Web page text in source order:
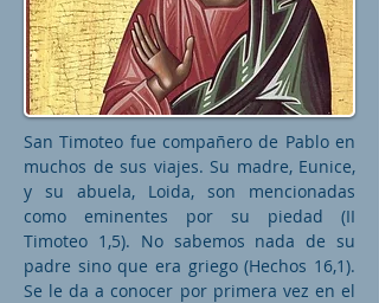
San Timoteo fue compañero de Pablo en
muchos de sus viajes. Su madre, Eunice,
y su abuela, Loida, son mencionadas
como eminentes por su piedad (II
Timoteo 1,5). No sabemos nada de su
padre sino que era griego (Hechos 16,1).
Se le da a conocer por primera vez en el